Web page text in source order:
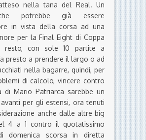
nella tana del Real. Un
potrebbe già essere
in vista della corsa ad una
per la Final Eight di Coppa
resto, con sole 10 partite a
presto a prendere il largo o ad
nella bagarre, quindi, per
di calcolo, vincere contro
di Mario Patriarca sarebbe un
per gli estensi, ora tenuti
anche dalle altre big
4 a 1 contro il quotatissimo
domenica scorsa in diretta